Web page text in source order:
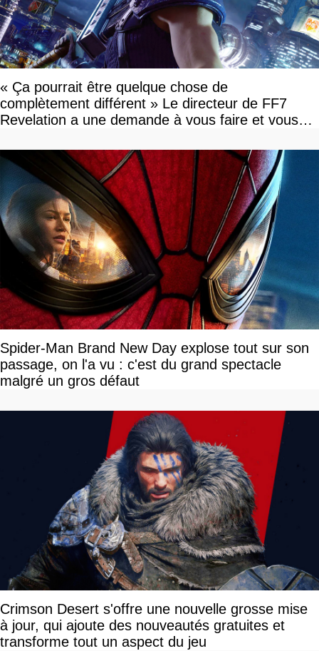
« Ça pourrait être quelque chose de
complètement différent » Le directeur de FF7
Revelation a une demande à vous faire et vous
Spider-Man Brand New Day explose tout sur son
passage, on l'a vu : c'est du grand spectacle
malgré un gros défaut
Crimson Desert s'offre une nouvelle grosse mise
à jour, qui ajoute des nouveautés gratuites et
transforme tout un aspect du jeu